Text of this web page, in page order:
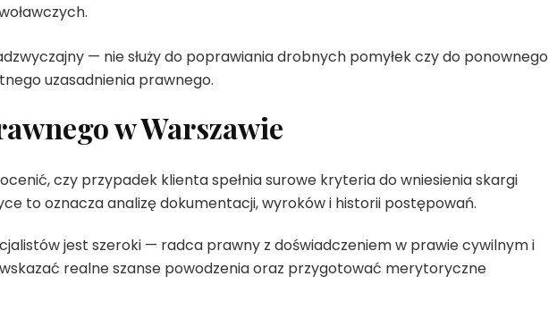
— nie służy do poprawiania drobnych pomyłek czy do ponownego
uzasadnienia prawnego.
w Warszawie
czy przypadek klienta spełnia surowe kryteria do wniesienia skargi
to oznacza analizę dokumentacji, wyroków i historii postępowań.
jest szeroki — radca prawny z doświadczeniem w prawie cywilnym i
realne szanse powodzenia oraz przygotować merytoryczne